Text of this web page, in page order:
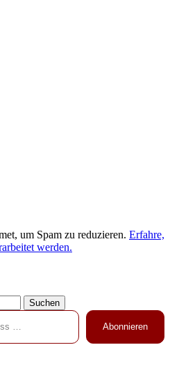
um Spam zu reduzieren. Erfahre,
werden.
Abonnieren